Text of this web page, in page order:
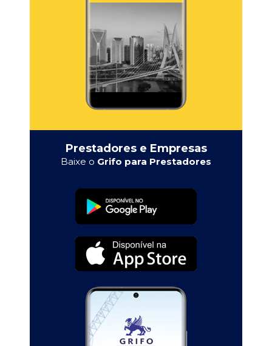
Prestadores e Empresas
Baixe o Grifo para Prestadores